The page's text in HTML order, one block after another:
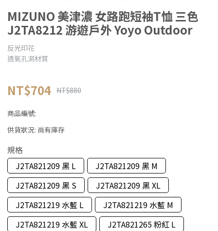
MIZUNO 美津濃 女路跑短袖T恤 三色
J2TA8212 游遊戶外 Yoyo Outdoor
反光印花
透氣孔洞材質
NT$704 NT$880
商品編號:
供貨狀況: 尚有庫存
規格
J2TA821209 黑 L
J2TA821209 黑 M
J2TA821209 黑 S
J2TA821209 黑 XL
J2TA821219 水藍 L
J2TA821219 水藍 M
J2TA821219 水藍 XL
J2TA821265 粉紅 L